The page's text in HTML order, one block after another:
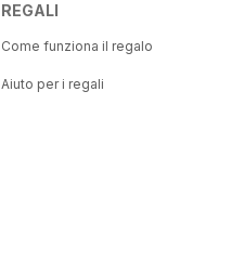
REGALI
Come funziona il regalo
Aiuto per i regali